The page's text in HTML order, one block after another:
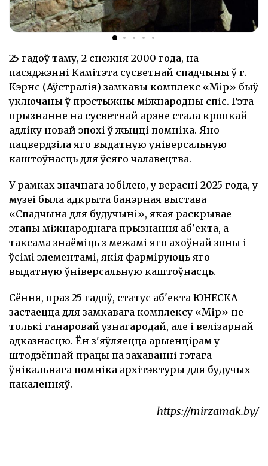
25 гадоў таму, 2 снежня 2000 года, на
пасяджэнні Камітэта сусветнай спадчыны ў г.
Кэрнс (Аўстралія) замкавы комплекс «Мір» быў
уключаны ў прэстыжны міжнародны спіс. Гэта
прызнанне на сусветнай арэне стала кропкай
адліку новай эпохі ў жыцці помніка. Яно
пацвердзіла яго выдатную універсальную
каштоўнасць для ўсяго чалавецтва.
У рамках значнага юбілею, у верасні 2025 года, у
музеі была адкрыта банэрная выстава
«Спадчына для будучыні», якая раскрывае
этапы міжнароднага прызнання аб'екта, а
таксама знаёміць з межамі яго ахоўнай зоны і
ўсімі элементамі, якія фарміруюць яго
выдатную ўніверсальную каштоўнасць.
Сёння, праз 25 гадоў, статус аб'екта ЮНЕСКА
застаецца для замкавага комплексу «Мір» не
толькі ганаровай узнагародай, але і велізарнай
адказнасцю. Ён з'яўляецца арыенцірам у
штодзённай працы па захаванні гэтага
ўнікальнага помніка архітэктуры для будучых
пакаленняў.
https://mirzamak.by/